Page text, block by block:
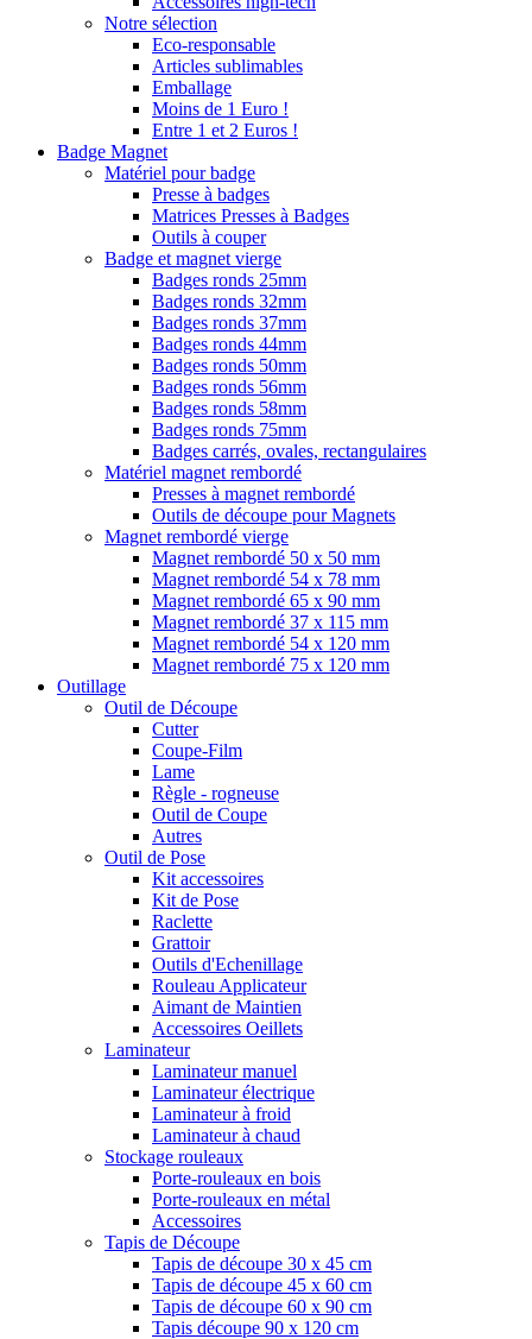
Notre sélection
Eco-responsable
Articles sublimables
Emballage
Moins de 1 Euro !
Entre 1 et 2 Euros !
Badge Magnet
Matériel pour badge
Presse à badges
Matrices Presses à Badges
Outils à couper
Badge et magnet vierge
Badges ronds 25mm
Badges ronds 32mm
Badges ronds 37mm
Badges ronds 44mm
Badges ronds 50mm
Badges ronds 56mm
Badges ronds 58mm
Badges ronds 75mm
Badges carrés, ovales, rectangulaires
Matériel magnet rembordé
Presses à magnet rembordé
Outils de découpe pour Magnets
Magnet rembordé vierge
Magnet rembordé 50 x 50 mm
Magnet rembordé 54 x 78 mm
Magnet rembordé 65 x 90 mm
Magnet rembordé 37 x 115 mm
Magnet rembordé 54 x 120 mm
Magnet rembordé 75 x 120 mm
Outillage
Outil de Découpe
Cutter
Coupe-Film
Lame
Règle - rogneuse
Outil de Coupe
Autres
Outil de Pose
Kit accessoires
Kit de Pose
Raclette
Grattoir
Outils d'Echenillage
Rouleau Applicateur
Aimant de Maintien
Accessoires Oeillets
Laminateur
Laminateur manuel
Laminateur électrique
Laminateur à froid
Laminateur à chaud
Stockage rouleaux
Porte-rouleaux en bois
Porte-rouleaux en métal
Accessoires
Tapis de Découpe
Tapis de découpe 30 x 45 cm
Tapis de découpe 45 x 60 cm
Tapis de découpe 60 x 90 cm
Tapis découpe 90 x 120 cm